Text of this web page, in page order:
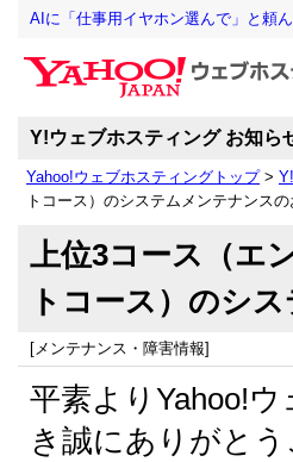
AIに「仕事用イヤホン選んで」と頼
Y!ウェブホスティング お知ら
Yahoo!ウェブホスティングトップ>
トコース）のシステムメンテナンス
上位3コース（エ
トコース）のシ
[メンテナンス・障害情報]
平素よりYahoo!
き誠にありがとう